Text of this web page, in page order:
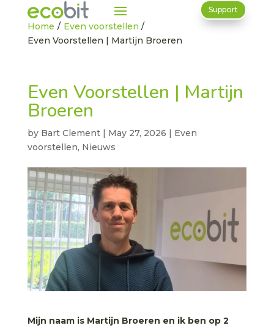
Support
Home / Even voorstellen /
Even Voorstellen | Martijn Broeren
Even Voorstellen | Martijn
Broeren
by Bart Clement| May 27, 2026 | Even
voorstellen, Nieuws
Mijn naam is Martijn Broeren en ik ben op 2